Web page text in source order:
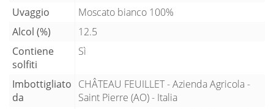
Uvaggio
Moscato bianco 100%
Alcol (%)
12.5
Contiene
solfiti
Sì
Imbottigliato
da
CHÂTEAU FEUILLET - Azienda Agricola -
Saint Pierre (AO) - Italia